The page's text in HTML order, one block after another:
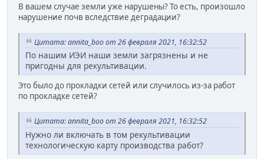
В вашем случае земли уже нарушены? То есть, произошло
нарушение почв вследствие деградации?
Цитата: annita_boo от 26 февраля 2021, 16:32:52
По нашим ИЭИ наши земли загрязнены и не
пригодны для рекультивации.
Это было до прокладки сетей или случилось из-за работ
по прокладке сетей?
Цитата: annita_boo от 26 февраля 2021, 16:32:52
Нужно ли включать в том рекультивации
технологическую карту производства работ?